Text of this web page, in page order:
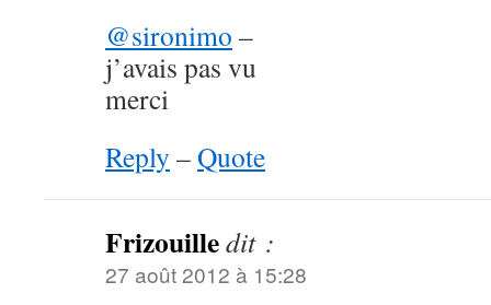
@sironimo –
j’avais pas vu
merci
Reply –Quote
Frizouilledit :
27 août 2012 à 15:28